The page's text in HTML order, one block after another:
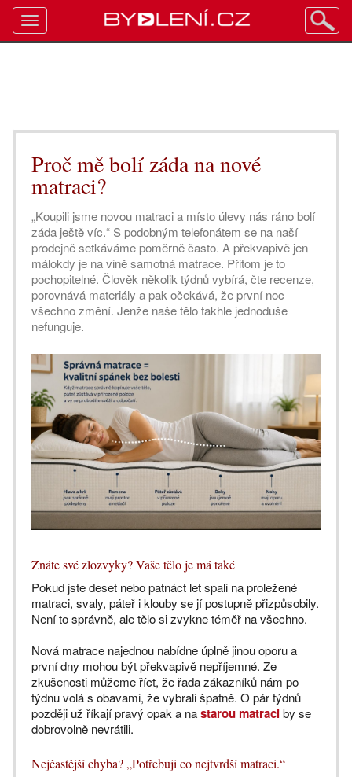
Proč mě bolí záda na nové
matraci?
„Koupili jsme novou matraci a místo úlevy nás ráno bolí
záda ještě víc.“ S podobným telefonátem se na naší
prodejně setkáváme poměrně často. A překvapivě jen
málokdy je na vině samotná matrace. Přitom je to
pochopitelné. Člověk několik týdnů vybírá, čte recenze,
porovnává materiály a pak očekává, že první noc
všechno změní. Jenže naše tělo takhle jednoduše
nefunguje.
Znáte své zlozvyky? Vaše tělo je má také
Pokud jste deset nebo patnáct let spali na proležené
matraci, svaly, páteř i klouby se jí postupně přizpůsobily.
Není to správně, ale tělo si zvykne téměř na všechno.
Nová matrace najednou nabídne úplně jinou oporu a
první dny mohou být překvapivě nepříjemné. Ze
zkušenosti můžeme říct, že řada zákazníků nám po
týdnu volá s obavami, že vybrali špatně. O pár týdnů
později už říkají pravý opak a nastarou matraciby se
dobrovolně nevrátili.
Nejčastější chyba? „Potřebuji co nejtvrdší matraci.“
Toggle
navigation